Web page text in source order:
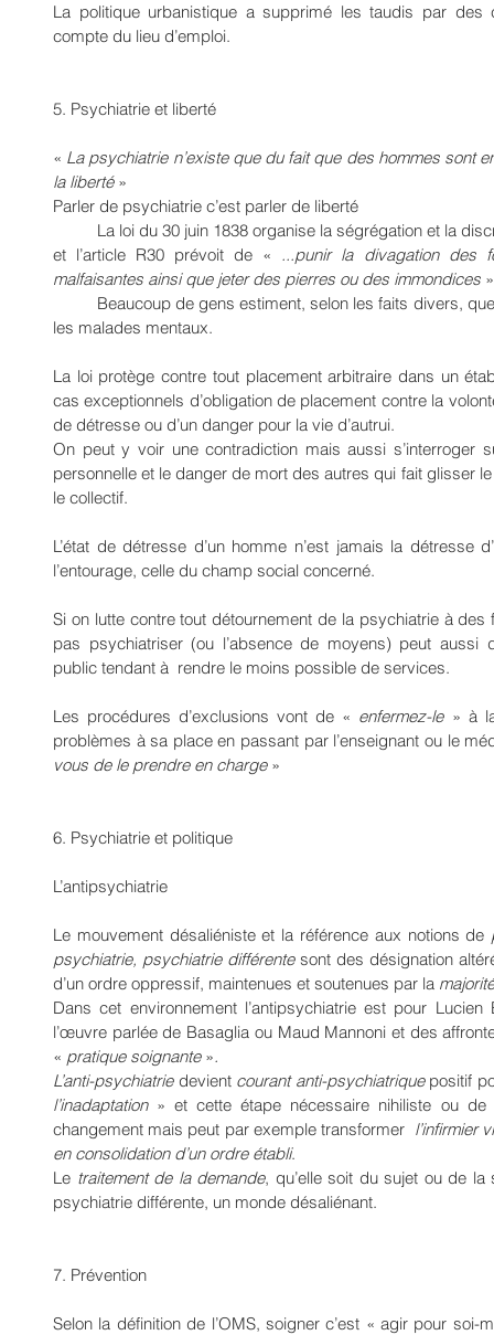
La politique urbanistique a supprimé les taudis par
compte du lieu d’emploi.
5. Psychiatrie et liberté
« La psychiatrie n’existe que du fait que des hommes sont
la liberté »
Parler de psychiatrie c’est parler de liberté
La loi du 30 juin 1838 organise la ségrégation et la
et l’article R30 prévoit de « ...punir la divagation des
malfaisantes ainsi que jeter des pierres ou des immondices
les malades mentaux.
La loi protège contre tout placement arbitraire dans un
cas exceptionnels d’obligation de placement contre la
de détresse ou d’un danger pour la vie d’autrui.
On peut y voir une contradiction mais aussi s’interroger
personnelle et le danger de mort des autres qui fait glisser
le collectif.
L’état de détresse d’un homme n’est jamais la détresse
l’entourage, celle du champ social concerné.
Si on lutte contre tout détournement de la psychiatrie à
pas psychiatriser (ou l’absence de moyens) peut aussi
public tendant à  rendre le moins possible de services.
Les procédures d’exclusions vont de « enfermez-le » à
problèmes à sa place en passant par l’enseignant ou le
vous de le prendre en charge »
6. Psychiatrie et politique
L’antipsychiatrie
Le mouvement désaliéniste et la référence aux notions de
psychiatrie, psychiatrie différente sont des désignation
d’un ordre oppressif, maintenues et soutenues par la
Dans cet environnement l’antipsychiatrie est pour
l’œuvre parlée de Basaglia ou Maud Mannoni et des
« pratique soignante ».
L’anti-psychiatrie devient courant anti-psychiatrique
l’inadaptation » et cette étape nécessaire nihiliste ou de
changement mais peut par exemple transformer l’infirmier
en consolidation d’un ordre établi.
Le traitement de la demande, qu’elle soit du sujet ou de la
psychiatrie différente, un monde désaliénant.
7. Prévention
Selon la définition de l’OMS, soigner c’est « agir pour soi-